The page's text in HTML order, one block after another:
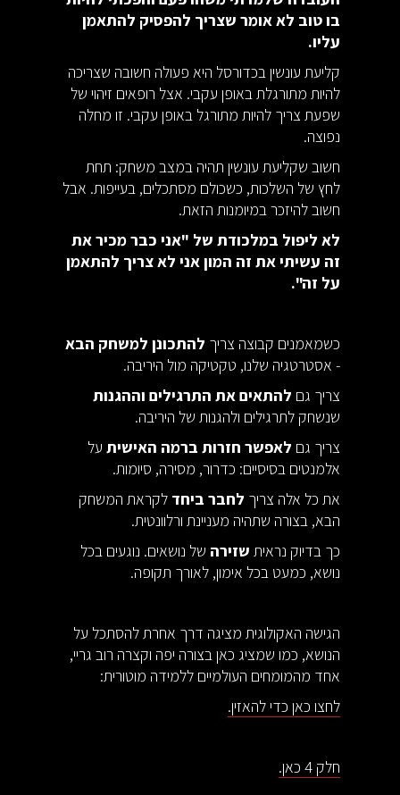
בו טוב לא אומר שצריך להפסיק להתאמן
עליו.
קליעת עונשין בכדורסל היא פעולה חשובה שצריכה
להיות מתורגלת באופן עקבי. אצל רופאים זיהוי של
שפעת צריך להיות מתורגל באופן עקבי. זו מחלה
נפוצה.
חשוב שקליעת עונשין תהיה במצב משחק: תחת
לחץ של השלכות, כשכולם מסתכלים, בעייפות. אבל
חשוב להיזכר במיומנות הזאת.
לא ליפול במלכודת של "אני כבר מכיר את
זה עשיתי את זה המון אני לא צריך להתאמן
על זה".
כשמאמנים קבוצה צריך להתכונן למשחק הבא
- אסטרטגיה שלנו, טקטיקה מול היריבה.
צריך גם להתאים את התרגילים וההגנות
שנשחק לתרגילים ולהגנות של היריבה.
צריך גם לאפשר חזרות ברמה האישית על
אלמנטים בסיסיים: כדרור, מסירה, סיומות.
את כל אלה צריך לחבר ביחד לקראת המשחק
הבא, בצורה שתהיה מעניינת ורלוונטית.
כך בדיוק נראית שזירה של נושאים. נוגעים בכל
נושא, כמעט בכל אימון, לאורך תקופה.
הגישה האקולוגית מציגה דרך אחרת להסתכל על
הנושא, כמו שמציג כאן בצורה יפה וקצרה רוב גריי,
אחד מהמומחים העולמיים ללמידה מוטורית:
לחצו כאן כדי להאזין.
חלק 4 כאן.